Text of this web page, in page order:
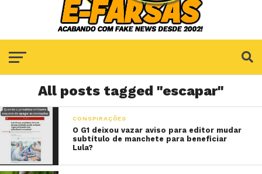
All posts tagged "escapar"
CONSPIRAÇÕES
O G1 deixou vazar aviso para editor mudar
subtítulo de manchete para beneficiar
Lula?